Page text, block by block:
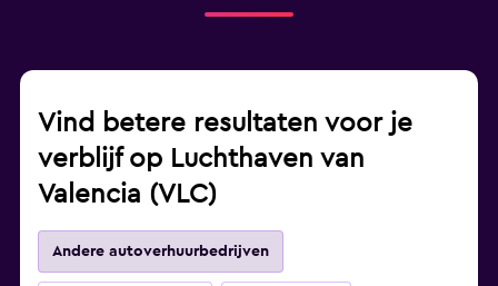
Vind betere resultaten voor je
verblijf op Luchthaven van
Valencia (VLC)
Andere autoverhuurbedrijven